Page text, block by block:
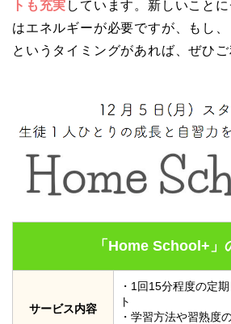
トも充実 しています。新しいこと
はエネルギーが必要ですが、もし、
というタイミングがあれば、ぜひご
「Home School+」
サービス内容
・1回15分程度の定
ト
・学習方法や習熟度